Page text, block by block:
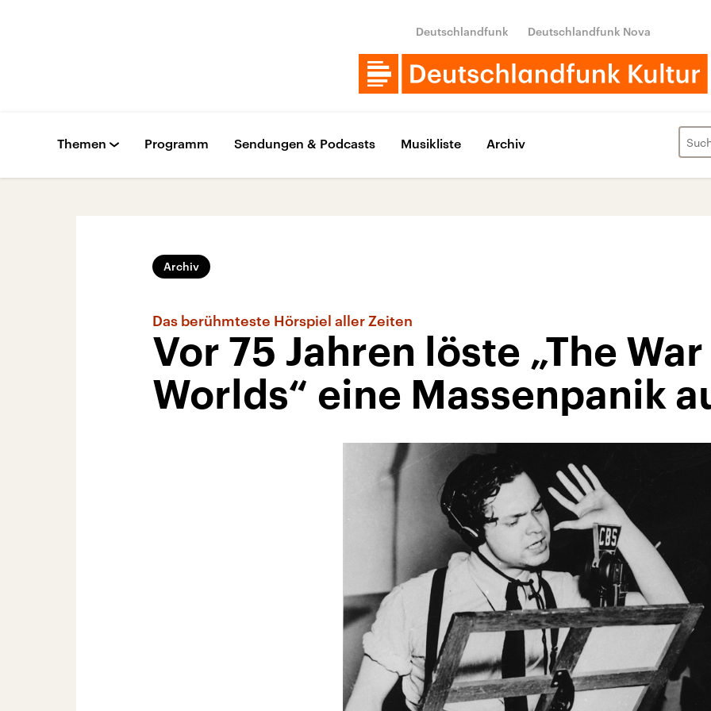
Deutschlandfunk Deutschlandfunk Nova
Themen Programm Sendungen & Podcasts Musikliste Archiv
Archiv
Das berühmteste Hörspiel aller Zeiten
Vor 75 Jahren löste „The
Worlds“ eine Massenpanik